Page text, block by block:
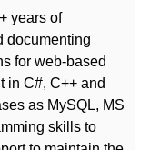
years of
documenting
for web-based
in C#, C++ and
as MySQL, MS
skills to